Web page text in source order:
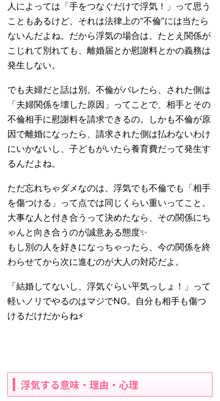
人によっては「手をつなぐだけで浮気！」って思う
こともあるけど、それは法律上の“不倫”には当たら
ないんだよね。だから浮気の場合は、たとえ関係が
こじれて別れても、離婚届とか慰謝料とかの義務は
発生しない。
でも夫婦だと話は別。不倫がバレたら、された側は
「夫婦関係を壊した原因」ってことで、相手とその
不倫相手に慰謝料を請求できるの。しかも不倫が原
因で離婚になったら、請求された側は払わないわけ
にいかないし、子どもがいたら養育費だって発生す
るんだよね。
ただ忘れちゃダメなのは、浮気でも不倫でも「相手
を傷つける」って点では同じくらい重いってこと。
大事な人と付き合うって決めたなら、その関係にち
ゃんと向き合うのが誠意ある態度✨
もし別の人を好きになっちゃったら、今の関係を終
わらせてから次に進むのが大人の対応だよ。
「結婚してないし、浮気ぐらい平気っしょ！」って
軽いノリでやるのはマジでNG。自分も相手も傷つ
けるだけだからね⚡
浮気する意味・理由・心理